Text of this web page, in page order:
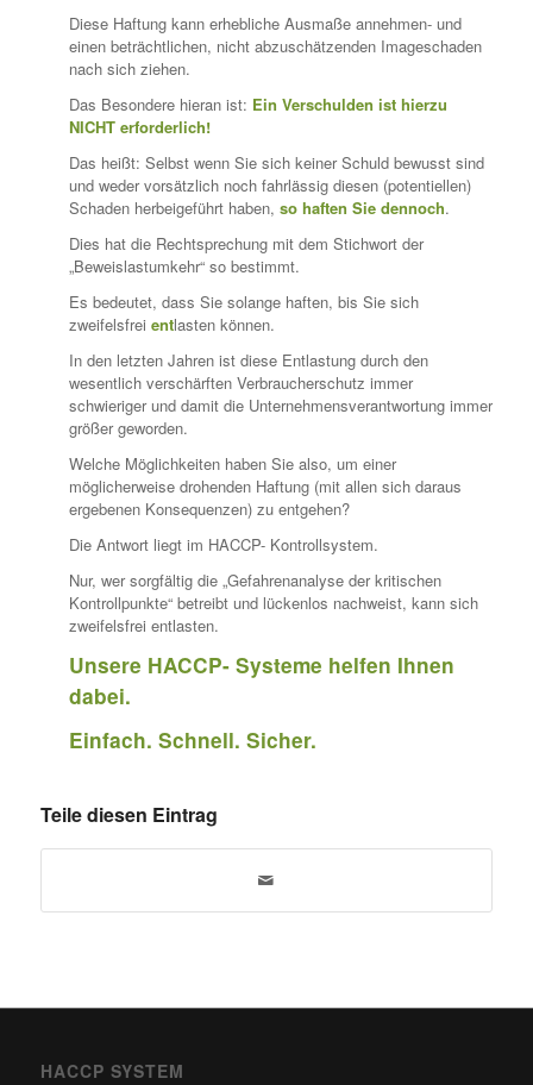
Diese Haftung kann erhebliche Ausmaße annehmen- und
einen beträchtlichen, nicht abzuschätzenden Imageschaden
nach sich ziehen.
Das Besondere hieran ist: Ein Verschulden ist hierzu
NICHT erforderlich!
Das heißt: Selbst wenn Sie sich keiner Schuld bewusst sind
und weder vorsätzlich noch fahrlässig diesen (potentiellen)
Schaden herbeigeführt haben, so haften Sie dennoch.
Dies hat die Rechtsprechung mit dem Stichwort der
„Beweislastumkehr“ so bestimmt.
Es bedeutet, dass Sie solange haften, bis Sie sich
zweifelsfrei entlasten können.
In den letzten Jahren ist diese Entlastung durch den
wesentlich verschärften Verbraucherschutz immer
schwieriger und damit die Unternehmensverantwortung immer
größer geworden.
Welche Möglichkeiten haben Sie also, um einer
möglicherweise drohenden Haftung (mit allen sich daraus
ergebenen Konsequenzen) zu entgehen?
Die Antwort liegt im HACCP- Kontrollsystem.
Nur, wer sorgfältig die „Gefahrenanalyse der kritischen
Kontrollpunkte“ betreibt und lückenlos nachweist, kann sich
zweifelsfrei entlasten.
Unsere HACCP- Systeme helfen Ihnen
dabei.
Einfach. Schnell. Sicher.
Teile diesen Eintrag
HACCP SYSTEM